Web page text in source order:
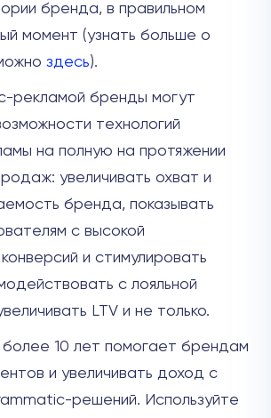
бренда, в правильном
момент (узнать больше о
здесь).
рекламой бренды могут
технологий
на полную на протяжении
увеличивать охват и
бренда, показывать
с высокой
и стимулировать
с лояльной
LTV и не только.
более 10 лет помогает брендам
и увеличивать доход с
решений. Используйте